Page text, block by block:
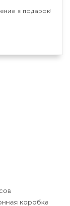
в подарок!
коробка